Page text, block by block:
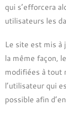
qui s’efforcera
utilisateurs les
Le site est mis
la même façon,
modifiées à tout
l’utilisateur qui
possible afin